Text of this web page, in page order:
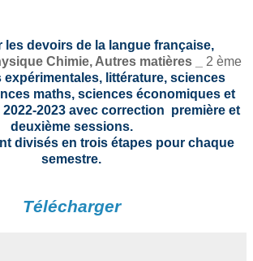
les devoirs de la langue française,
Chimie, Autres matières _
2 ème
expérimentales, littérature, sciences
maths, sciences économiques et
2023 avec correction première et
deuxième sessions.
divisés en trois étapes pour chaque
semestre.
Télécharger